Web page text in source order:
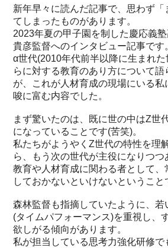
新年早々に読んだ記事で、思わず「
てしまったものがあります。
2023年夏の甲子園を制した慶応義
貴彦監督へのインタビュー記事です
α世代(2010年代前半以降に生まれ
らに対する教育のあり方について語
が、これが人材育成の現場にいる
唆に富む内容でした。
まず驚いたのは、既に世の中はZ世
になっていることです(苦笑)。
私たちがようやくZ世代の特性を理
ら、もう次の世代が主役になりつつ
教育や人材育成に関わる者として、
しておかないといけないということ
森林監督も指摘していたように、若
(タイムパフォーマンス)を重視し、
欲しがる傾向があります。
私が担当している思考力強化研修で